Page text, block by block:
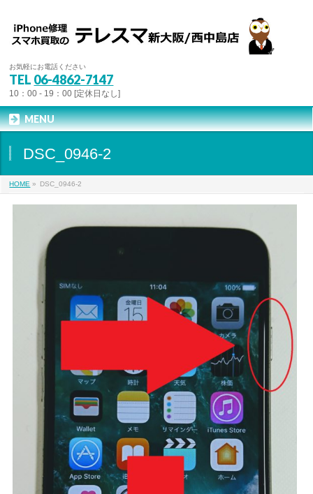
お気軽にお電話ください
TEL 06-4862-7147
10：00 - 19：00 [定休日なし]
MENU
DSC_0946-2
HOME » DSC_0946-2